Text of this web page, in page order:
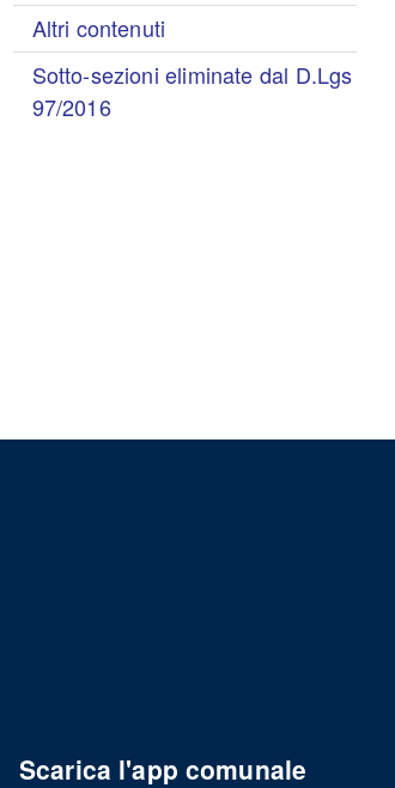
Altri contenuti
Sotto-sezioni eliminate dal D.Lgs
97/2016
Scarica l'app comunale